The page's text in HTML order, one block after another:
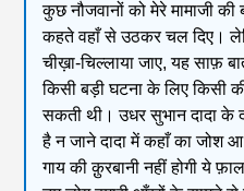
कुछ नौजवानों को मेरे मामाजी
कहते वहाँ से उठकर चल दिए।
चीख़ा-चिल्लाया जाए, यह साफ़
किसी बड़ी घटना के लिए किसी
सकती थी। उधर सुभान दादा के
है न जाने दादा में कहाँ का
गाय की क़ुरबानी नहीं होगी ये